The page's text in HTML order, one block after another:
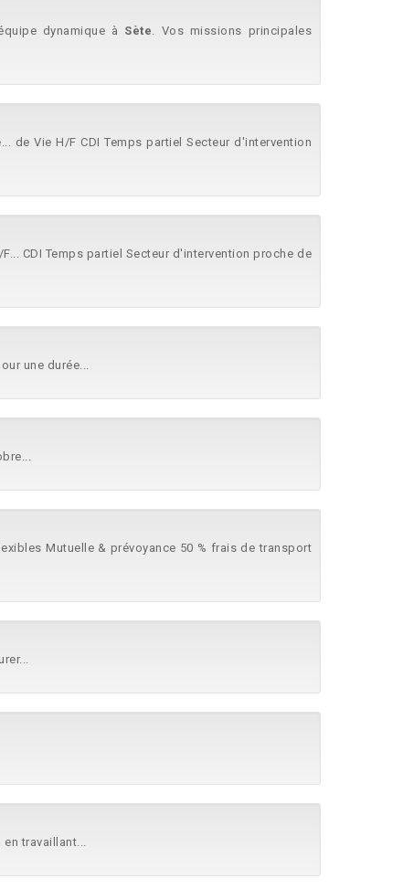
dynamique à Sète. Vos missions principales
de Vie H/F CDI Temps partiel Secteur d'intervention
CDI Temps partiel Secteur d'intervention proche de
une durée...
Mutuelle & prévoyance 50 % frais de transport
travaillant...